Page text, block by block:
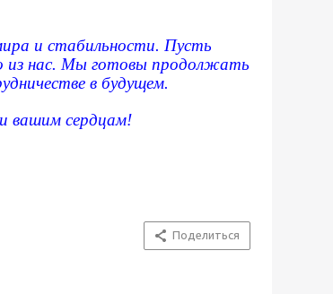
и стабильности. Пусть
из нас. Мы готовы продолжать
в будущем.
вашим сердцам!
Поделиться